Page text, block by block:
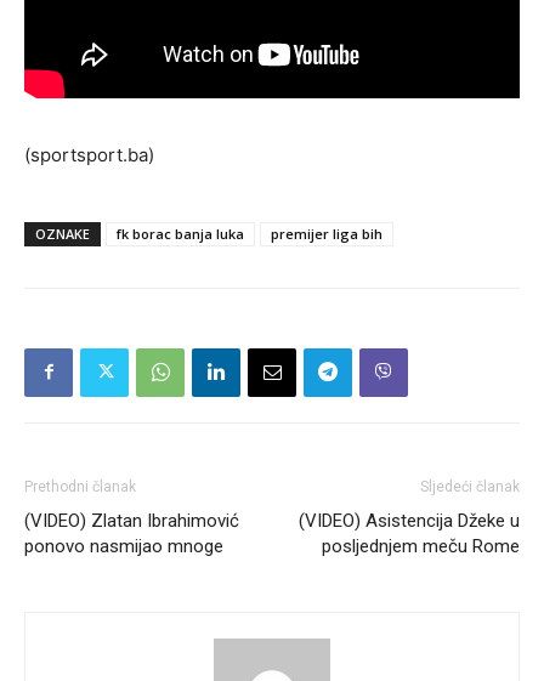
(sportsport.ba)
OZNAKE fk borac banja luka premijer liga bih
Prethodni članak
(VIDEO) Zlatan Ibrahimović
ponovo nasmijao mnoge
Sljedeći članak
(VIDEO) Asistencija Džeke u
posljednjem meču Rome